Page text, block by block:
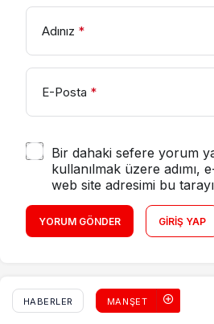
Adınız *
E-Posta *
Bir dahaki sefere yorum
kullanılmak üzere adımı,
web site adresimi bu
YORUM GÖNDER GIRIŞ YAP
HABERLER MANŞET